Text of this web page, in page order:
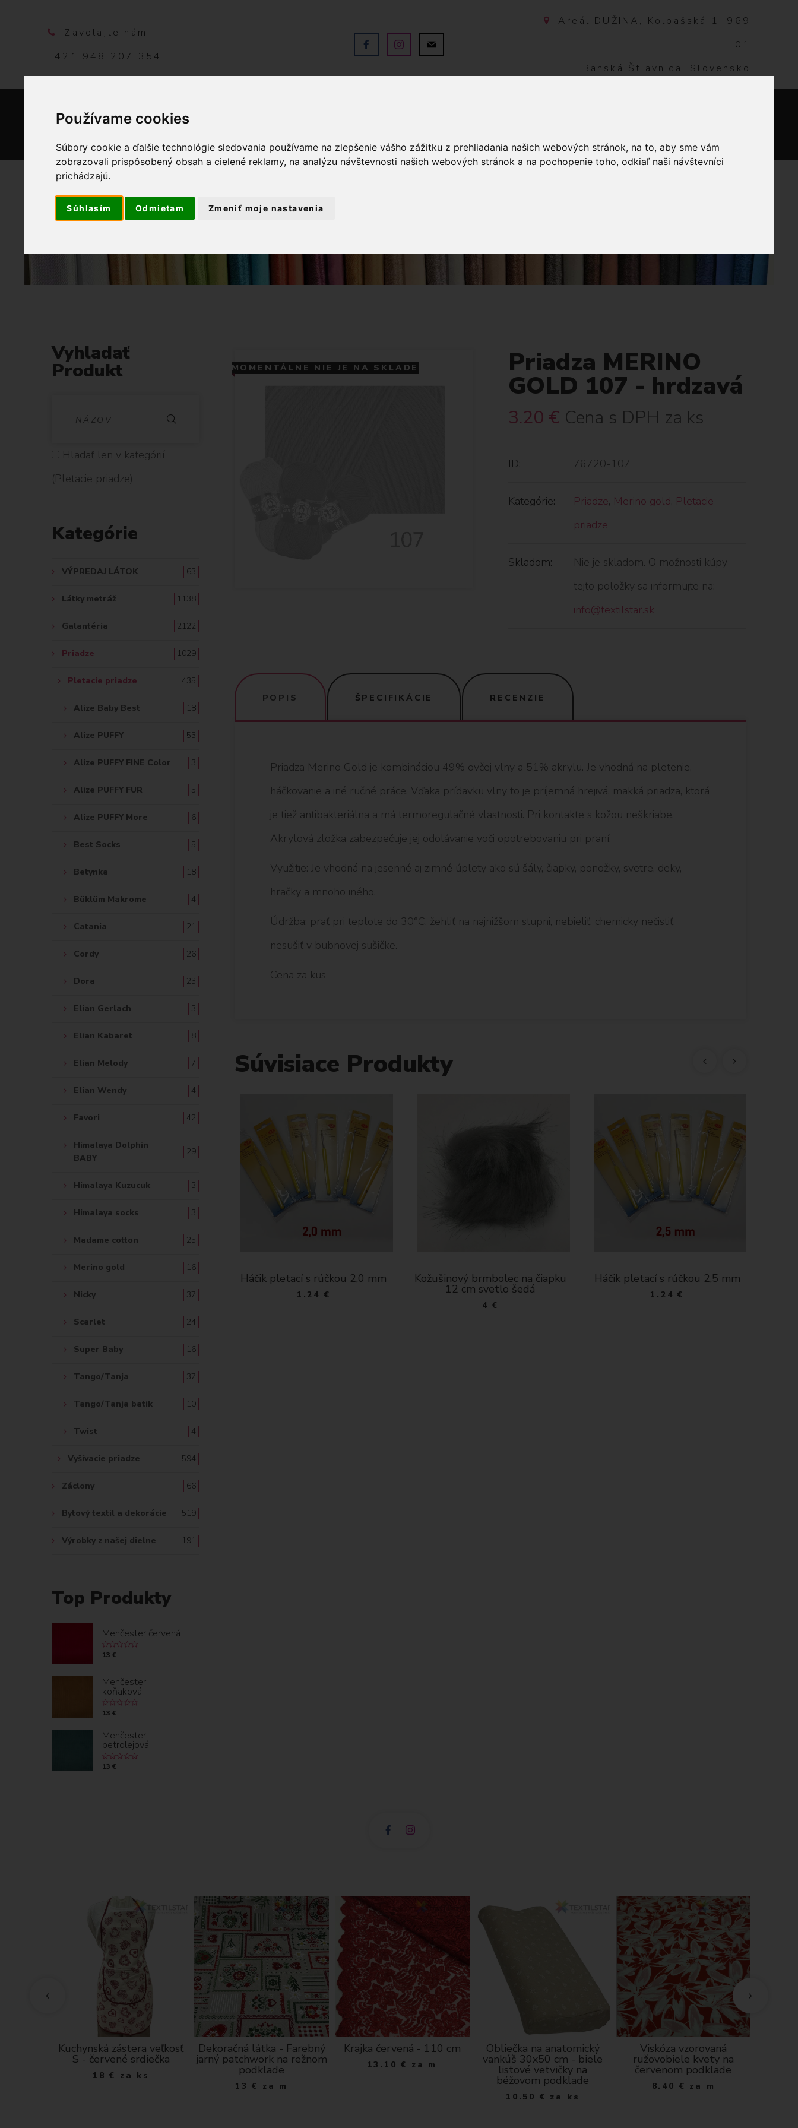
Používame cookies
Súbory cookie a ďalšie technológie sledovania používame na zlepšenie vášho zážitku z prehliadania našich webových stránok, na to, aby sme vám
zobrazovali prispôsobený obsah a cielené reklamy, na analýzu návštevnosti našich webových stránok a na pochopenie toho, odkiaľ naši návštevníci
prichádzajú.
Súhlasím Odmietam Zmeniť moje nastavenia
Zavolajte nám
+421 948 207 354
Areál DUŽINA, Kolpašská 1, 969
01
Banská Štiavnica, Slovensko
OBCHOD
MOMENTÁLNE NIE JE NA SKLADE Priadza MERINO
GOLD 107 - hrdzavá
3.20 € Cena s DPH za ks
ID: 76720-107
Kategórie: Priadze, Merino gold, Pletacie
priadze
Skladom:
Nie je skladom. O možnosti kúpy
tejto položky sa informujte na:
info@textilstar.sk
POPIS ŠPECIFIKÁCIE RECENZIE
Priadza Merino Gold je kombináciou 49% ovčej vlny a 51% akrylu. Je vhodná na pletenie,
háčkovanie a iné ručné práce. Vďaka prídavku vlny to je príjemná hrejivá, mäkká priadza, ktorá
je tiež antibakteriálna a má termoregulačné vlastnosti. Pri kontakte s kožou neškriabe.
Akrylová zložka zabezpečuje jej odolávanie voči opotrebovaniu pri praní.
Využitie: Je vhodná na jesenné aj zimné úplety ako sú šály, čiapky, ponožky, svetre, deky,
hračky a mnoho iného.
Údržba: prať pri teplote do 30°C, žehliť na najnižšom stupni, nebieliť, chemicky nečistiť,
nesušiť v bubnovej sušičke.
Cena za kus
Súvisiace Produkty
Kožušinový brmbolec na čiapku
12 cm -svetlo modrá
Háčik pletací s rúčkou 2,0 mm
1.24 €
Kožušinový brmbolec na čiapku
12 cm svetlo šedá
4 €
Háčik pletací s rúčkou 2,5 mm
1.24 €
Vyhladať
Produkt
H
L
D
Ť
:
Hladať len v kategórií
(Pletacie priadze)
Kategórie
VÝPREDAJ LÁTOK 63
Látky metráž 1138
Galantéria 2122
Priadze 1029
Pletacie priadze 435
Alize Baby Best 18
Alize PUFFY 53
Alize PUFFY FINE Color 3
Alize PUFFY FUR 5
Alize PUFFY More 6
Best Socks 5
Betynka 18
Büklüm Makrome 4
Catania 21
Cordy 26
Dora 23
Elian Gerlach 3
Elian Kabaret 8
Elian Melody 7
Elian Wendy 4
Favori 42
Himalaya Dolphin
BABY
29
Himalaya Kuzucuk 3
Himalaya socks 3
Madame cotton 25
Merino gold 16
Nicky 37
Scarlet 24
Super Baby 16
Tango/Tanja 37
Tango/Tanja batik 10
Twist 4
Vyšívacie priadze 594
Záclony 66
Bytový textil a dekorácie 519
Výrobky z našej dielne 191
Top Produkty
Menčester červená
13 €
Menčester
koňaková
13 €
Menčester
petrolejová
13 €
Kuchynská zástera veľkosť
S - červené srdiečka
18 € za ks
Dekoračná látka - Farebný
jarný patchwork na režnom
podklade
13 € za m
Krajka červená - 110 cm
13.10 € za m
Obliečka na anatomický
vankúš 30x50 cm - biele
listové vetvičky na
béžovom podklade
10.50 € za ks
Viskóza vzorovaná
ružovobiele kvety na
červenom podklade
8.40 € za m